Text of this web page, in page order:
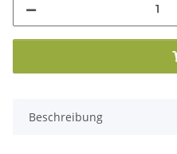
Beschreibung